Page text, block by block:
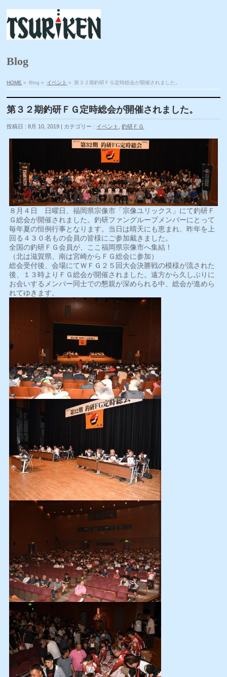
Blog
HOME » Blog » イベント » 第３２期釣研ＦＧ定時総会が開催されました。
第３２期釣研ＦＧ定時総会が開催されました。
投稿日 : 8月 10, 2019 | カテゴリー : イベント ,釣研ＦＧ
８月４日 日曜日、福岡県宗像市「宗像ユリックス」にて釣研Ｆ
Ｇ総会が開催されました。釣研ファングループメンバーにとって
毎年夏の恒例行事となります。当日は晴天にも恵まれ、昨年を上
回る４３０名もの会員の皆様にご参加戴きました。
全国の釣研ＦＧ会員が、ここ福岡県宗像市へ集結！
（北は滋賀県、南は宮崎からＦＧ総会に参加）
総会受付後、会場にてＷＦＧ２５回大会決勝戦の模様が流された
後、１３時よりＦＧ総会が開催されました。遠方から久しぶりに
お会いするメンバー同士での懇親が深められる中、総会が進めら
れてゆきます。